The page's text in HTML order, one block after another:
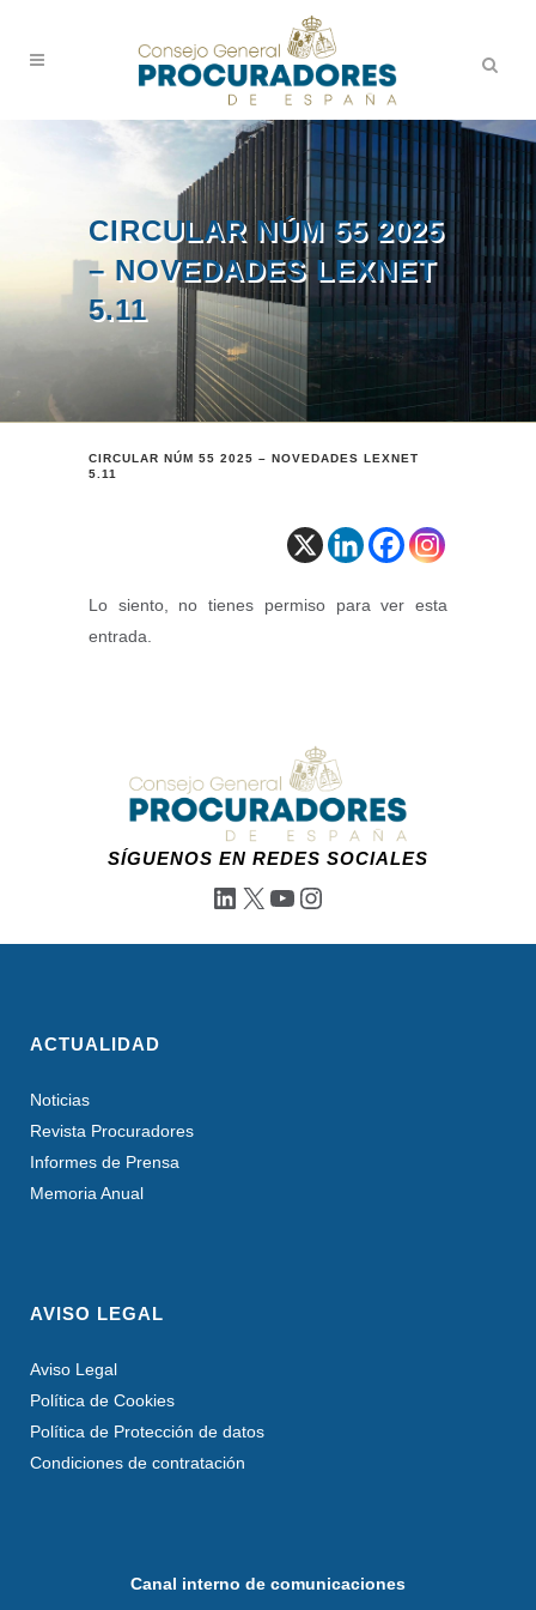
CIRCULAR NÚM 55 2025
– NOVEDADES LEXNET
5.11
CIRCULAR NÚM 55 2025 – NOVEDADES LEXNET
5.11
Lo siento, no tienes permiso para ver esta
entrada.
SÍGUENOS EN REDES SOCIALES
LinkedIn
X YouTube
Instagram
ACTUALIDAD
Noticias
Revista Procuradores
Informes de Prensa
Memoria Anual
AVISO LEGAL
Aviso Legal
Política de Cookies
Política de Protección de datos
Condiciones de contratación
Canal interno de comunicaciones